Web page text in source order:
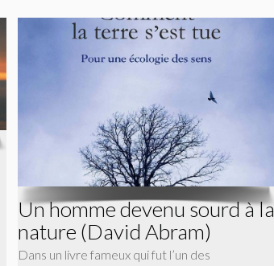
Un homme devenu sourd à la
nature (David Abram)
Dans un livre fameux qui fut l’un des